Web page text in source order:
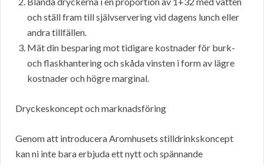
och ställ fram till självservering vid dagens lunch eller
andra tillfällen.
Mät din besparing mot tidigare kostnader för burk-
och flaskhantering och skåda vinsten i form av lägre
kostnader och högre marginal.
Dryckeskoncept och marknadsföring
Genom att introducera Aromhusets stilldrinkskoncept
kan ni inte bara erbjuda ett nytt och spännande